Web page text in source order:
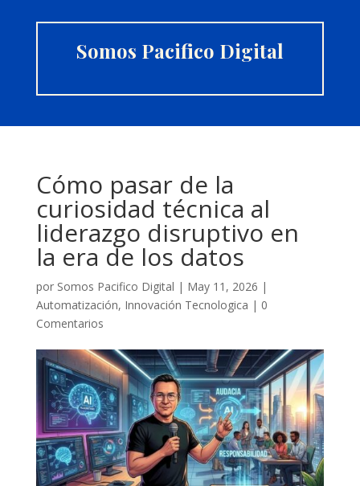
Somos Pacifico Digital
Cómo pasar de la
curiosidad técnica al
liderazgo disruptivo en
la era de los datos
por Somos Pacifico Digital | May 11, 2026 |
Automatización, Innovación Tecnologica | 0
Comentarios